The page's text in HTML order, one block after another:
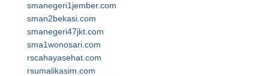
smanegeri1jember.com
sman2bekasi.com
smanegeri47jkt.com
sma1wonosari.com
rscahayasehat.com
rsumalikasim.com